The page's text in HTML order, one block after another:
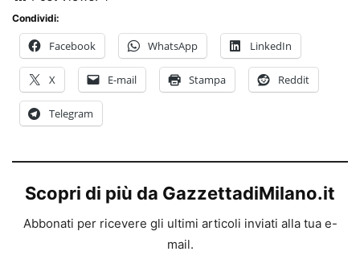
Condividi:
Facebook WhatsApp LinkedIn
X E-mail Stampa Reddit
Telegram
Scopri di più da GazzettadiMilano.it
Abbonati per ricevere gli ultimi articoli inviati alla tua e-
mail.